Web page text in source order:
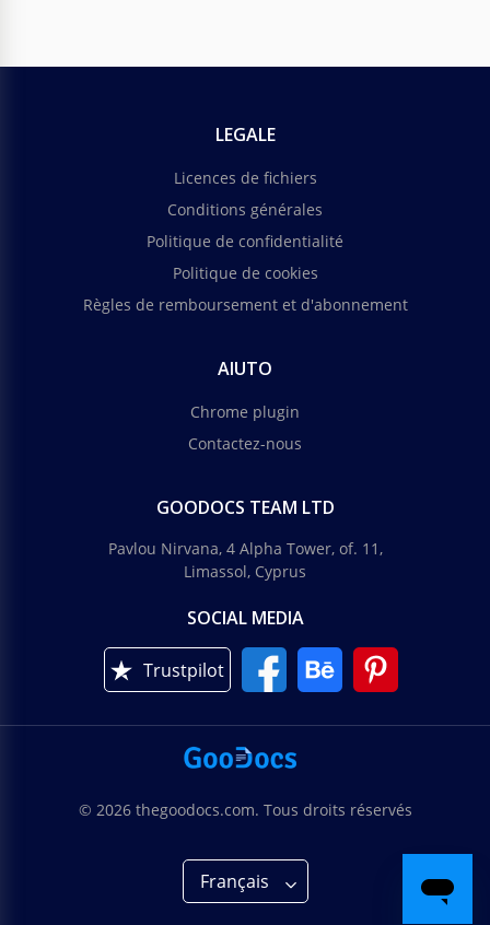
LEGALE
Licences de fichiers
Conditions générales
Politique de confidentialité
Politique de cookies
Règles de remboursement et d'abonnement
AIUTO
Chrome plugin
Contactez-nous
GOODOCS TEAM LTD
Pavlou Nirvana, 4 Alpha Tower, of. 11,
Limassol, Cyprus
SOCIAL MEDIA
Trustpilot
© 2026 thegoodocs.com. Tous droits réservés
Français